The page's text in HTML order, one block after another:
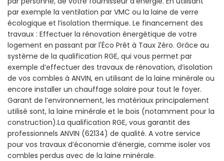
par exemple la ventilation par VMC ou la laine de verre
écologique et l’isolation thermique. Le financement des
travaux : Effectuer la rénovation énergétique de votre
logement en passant par l'Éco Prêt à Taux Zéro. Grâce au
système de la qualification RGE, qui vous permet par
exemple d’effectuer des travaux de rénovation, d’isolation
de vos combles à ANVIN, en utilisant de la laine minérale ou
encore installer un chauffage solaire pour tout le foyer.
Garant de l’environnement, les matériaux principalement
utilisé sont, la laine minérale et le bois (notamment pour la
construction).La qualification RGE, vous garantit des
professionnels ANVIN (62134) de qualité. A votre service
pour vos travaux d’économie d’énergie, comme isoler vos
combles perdus avec de la laine minérale.